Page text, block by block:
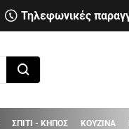
Τηλεφωνικές
ΣΠΙΤΙ - ΚΗΠΟΣ ΚΟΥΖΙΝΑ